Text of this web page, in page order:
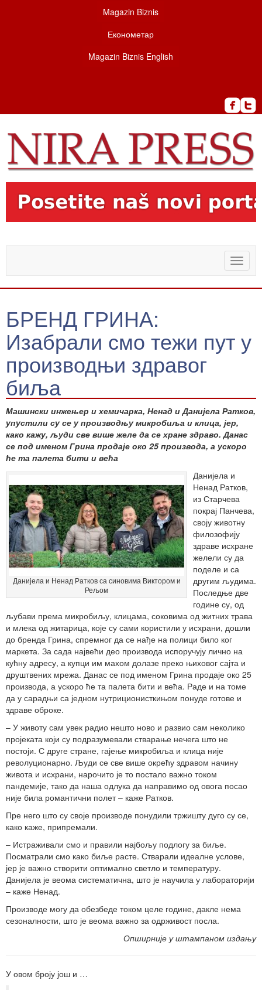
Magazin Biznis
Економетар
Magazin Biznis English
Toggle
БРЕНД ГРИНА:
Изабрали смо тежи пут у
производњи здравог
биља
Машински инжењер и хемичарка, Ненад и Данијела Ратков,
упустили су се у производњу микробиља и клица, јер,
како кажу, људи све више желе да се хране здраво. Данас
се под именом Грина продаје око 25 производа, а ускоро
ће та палета бити и већа
Данијела и Ненад Ратков са синовима Виктором и
Рељом
Данијела и
Ненад Ратков,
из Старчева
покрај Панчева,
своју животну
филозофију
здраве исхране
желели су да
поделе и са
другим људима.
Последње две
године су, од
љубави према микробиљу, клицама, соковима од житних трава
и млека од житарица, које су сами користили у исхрани, дошли
до бренда Грина, спремног да се нађе на полици било ког
маркета. За сада највећи део производа испоручују лично на
кућну адресу, а купци им махом долазе преко њиховог сајта и
друштвених мрежа. Данас се под именом Грина продаје око 25
производа, а ускоро ће та палета бити и већа. Раде и на томе
да у сарадњи са једном нутриционисткињом понуде готове и
здраве оброке.
– У животу сам увек радио нешто ново и развио сам неколико
пројеката који су подразумевали стварање нечега што не
постоји. С друге стране, гајење микробиља и клица није
револуционарно. Људи се све више окрећу здравом начину
живота и исхрани, нарочито је то постало важно током
пандемије, тако да наша одлука да направимо од овога посао
није била романтични полет – каже Ратков.
Пре него што су своје производе понудили тржишту дуго су се,
како каже, припремали.
– Истраживали смо и правили најбољу подлогу за биље.
Посматрали смо како биље расте. Стварали идеалне услове,
јер је важно створити оптимално светло и температуру.
Данијела је веома систематична, што је научила у лабораторији
– каже Ненад.
Производе могу да обезбеде током целе године, дакле нема
сезоналности, што је веома важно за одрживост посла.
Опширније у штампаном издању
У овом броју још и …